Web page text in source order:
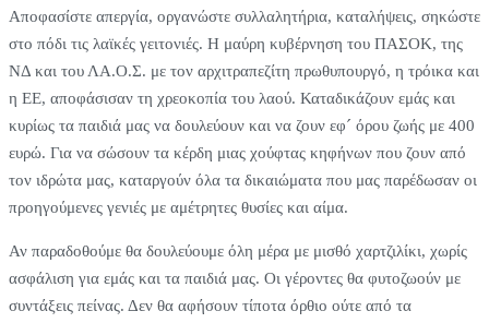
Αποφασίστε απεργία, οργανώστε συλλαλητήρια, καταλήψεις, σηκώστε
στο πόδι τις λαϊκές γειτονιές. Η μαύρη κυβέρνηση του ΠΑΣΟΚ, της
ΝΔ και του ΛΑ.Ο.Σ. με τον αρχιτραπεζίτη πρωθυπουργό, η τρόικα και
η ΕΕ, αποφάσισαν τη χρεοκοπία του λαού. Καταδικάζουν εμάς και
κυρίως τα παιδιά μας να δουλεύουν και να ζουν εφ´ όρου ζωής με 400
ευρώ. Για να σώσουν τα κέρδη μιας χούφτας κηφήνων που ζουν από
τον ιδρώτα μας, καταργούν όλα τα δικαιώματα που μας παρέδωσαν οι
προηγούμενες γενιές με αμέτρητες θυσίες και αίμα.
Αν παραδοθούμε θα δουλεύουμε όλη μέρα με μισθό χαρτζιλίκι, χωρίς
ασφάλιση για εμάς και τα παιδιά μας. Οι γέροντες θα φυτοζωούν με
συντάξεις πείνας. Δεν θα αφήσουν τίποτα όρθιο ούτε από τα